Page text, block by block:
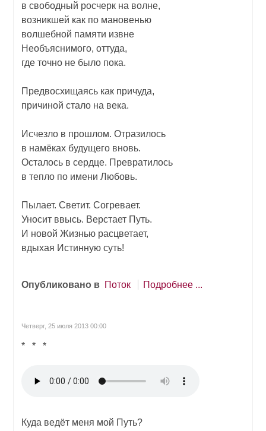
в свободный росчерк на волне,
возникшей как по мановенью
волшебной памяти извне
Необъяснимого, оттуда,
где точно не было пока.
Предвосхищаясь как причуда,
причиной стало на века.
Исчезло в прошлом. Отразилось
в намёках будущего вновь.
Осталось в сердце. Превратилось
в тепло по имени Любовь.
Пылает. Светит. Согревает.
Уносит ввысь. Верстает Путь.
И новой Жизнью расцветает,
вдыхая Истинную суть!
Опубликовано в Поток Подробнее ...
Четверг, 25 июля 2013 00:00
* * *
Куда ведёт меня мой Путь?